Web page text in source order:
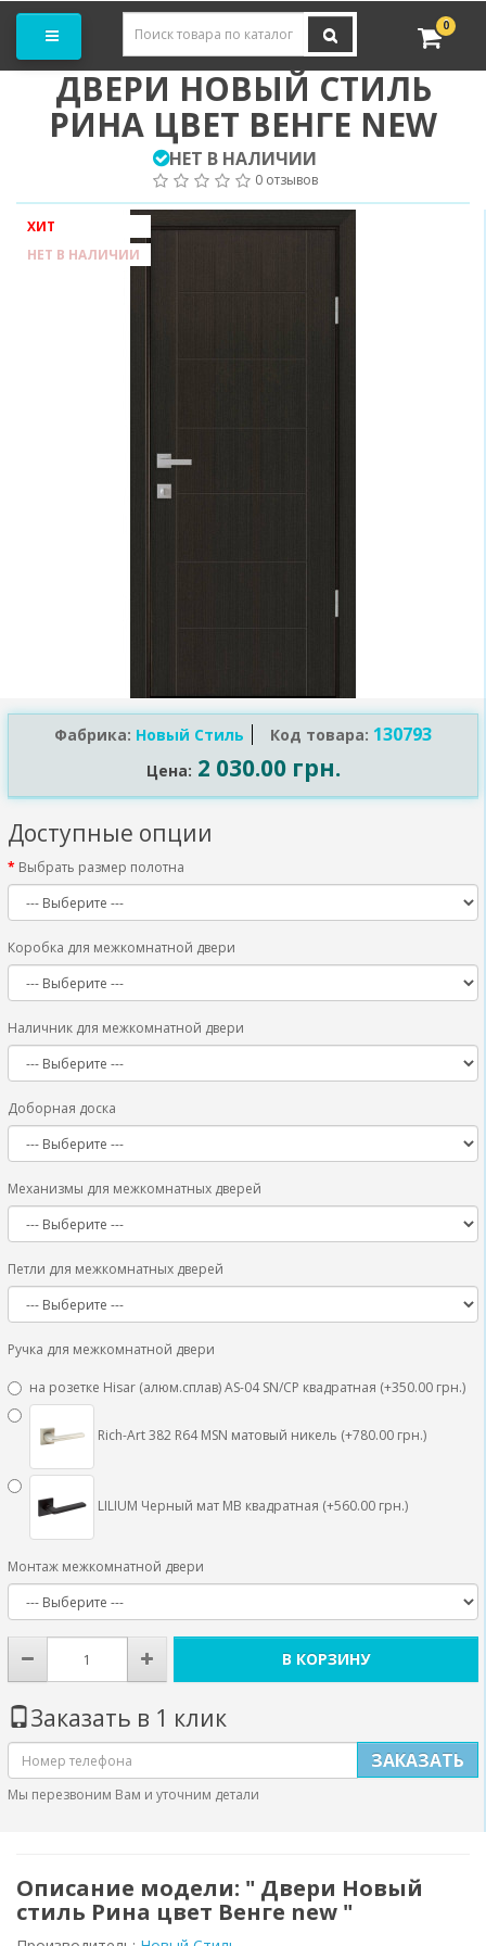
0
ДВЕРИ НОВЫЙ СТИЛЬ
РИНА ЦВЕТ ВЕНГЕ NEW
НЕТ В НАЛИЧИИ
0 отзывов
ХИТ
НЕТ В НАЛИЧИИ
Фабрика: Новый Стиль Код товара: 130793
Цена: 2 030.00 грн.
Доступные опции
Выбрать размер полотна
Коробка для межкомнатной двери
Наличник для межкомнатной двери
Доборная доска
Механизмы для межкомнатных дверей
Петли для межкомнатных дверей
Ручка для межкомнатной двери
на розетке Hisar (алюм.сплав) AS-04 SN/CP квадратная (+350.00 грн.)
Rich-Art 382 R64 MSN матовый никель (+780.00 грн.)
LILIUM Черный мат MB квадратная (+560.00 грн.)
Монтаж межкомнатной двери
В КОРЗИНУ
Заказать в 1 клик
ЗАКАЗАТЬ
Мы перезвоним Вам и уточним детали
Описание модели: " Двери Новый
стиль Рина цвет Венге new "